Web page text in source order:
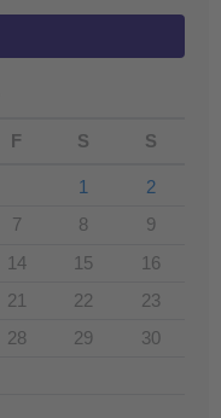
F S S
1
2
7 8
9
14 15
16
21 22
23
28 29
30